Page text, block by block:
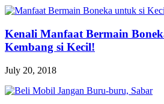
Kenali Manfaat Bermain
Kembang si Kecil!
July 20, 2018